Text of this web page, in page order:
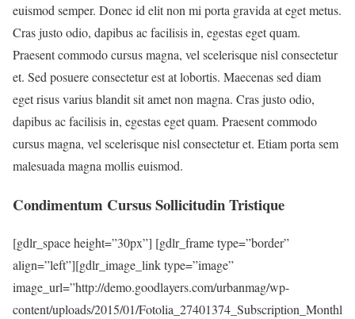
euismod semper. Donec id elit non mi porta gravida at eget metus.
Cras justo odio, dapibus ac facilisis in, egestas eget quam.
Praesent commodo cursus magna, vel scelerisque nisl consectetur
et. Sed posuere consectetur est at lobortis. Maecenas sed diam
eget risus varius blandit sit amet non magna. Cras justo odio,
dapibus ac facilisis in, egestas eget quam. Praesent commodo
cursus magna, vel scelerisque nisl consectetur et. Etiam porta sem
malesuada magna mollis euismod.
Condimentum Cursus Sollicitudin Tristique
[gdlr_space height=”30px”] [gdlr_frame type=”border”
align=”left”][gdlr_image_link type=”image”
image_url=”http://demo.goodlayers.com/urbanmag/wp-
content/uploads/2015/01/Fotolia_27401374_Subscription_Monthl